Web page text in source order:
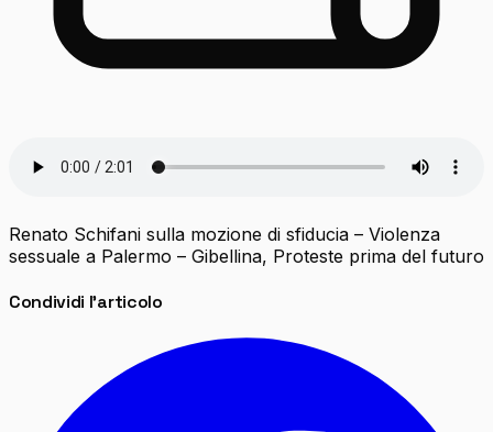
Renato Schifani sulla mozione di sfiducia – Violenza
sessuale a Palermo – Gibellina, Proteste prima del futuro
Condividi l'articolo